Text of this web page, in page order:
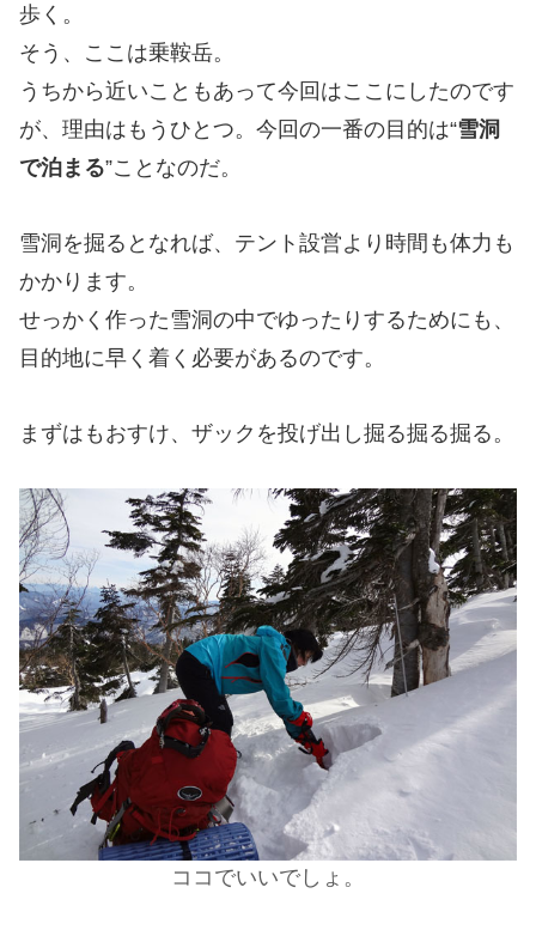
歩く。
そう、ここは乗鞍岳。
うちから近いこともあって今回はここにしたのです
が、理由はもうひとつ。今回の一番の目的は“雪洞
で泊まる”ことなのだ。
雪洞を掘るとなれば、テント設営より時間も体力も
かかります。
せっかく作った雪洞の中でゆったりするためにも、
目的地に早く着く必要があるのです。
まずはもおすけ、ザックを投げ出し掘る掘る掘る。
ココでいいでしょ。